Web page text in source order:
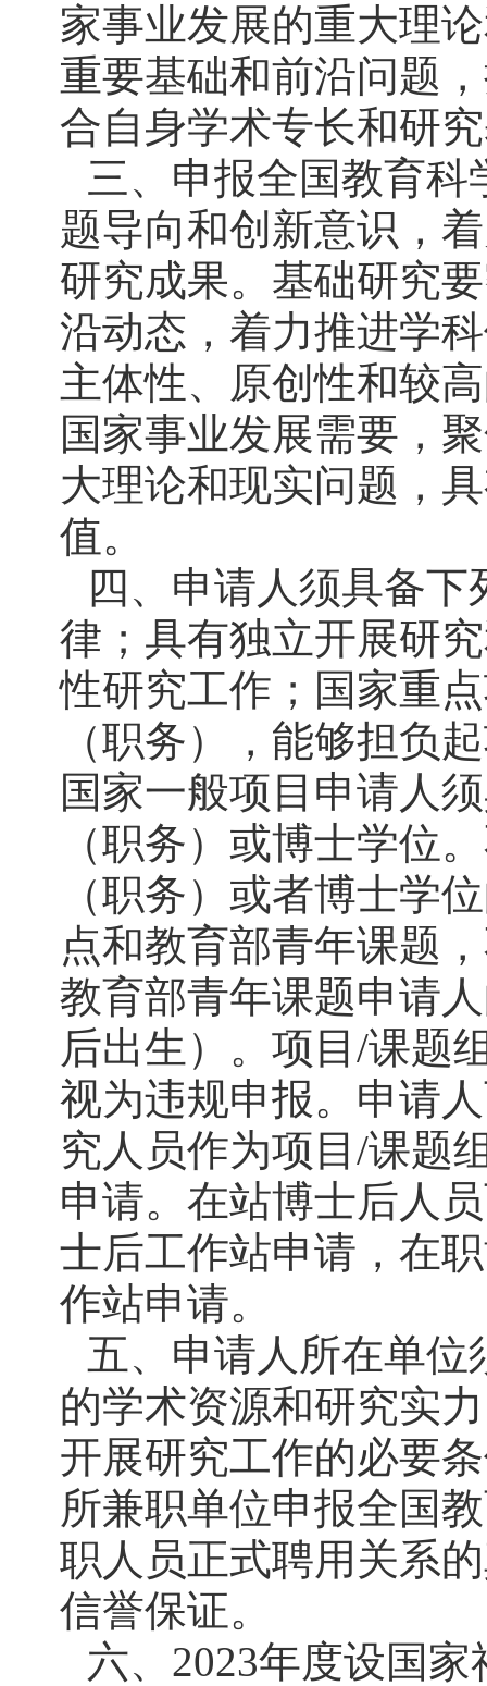
家事业发展的重大理
重要基础和前沿问题
合自身学术专长和研
三、申报全国教育
题导向和创新意识，
研究成果。基础研究
沿动态，着力推进学
主体性、原创性和较
国家事业发展需要，
大理论和现实问题，
值。
四、申请人须具备
律；具有独立开展研
性研究工作；国家重
（职务），能够担负
国家一般项目申请人
（职务）或博士学位
（职务）或者博士学
点和教育部青年课题
教育部青年课题申请
后出生）。项目/课题
视为违规申报。申请
究人员作为项目/课题
申请。在站博士后人
士后工作站申请，在
作站申请。
五、申请人所在单
的学术资源和研究实
开展研究工作的必要
所兼职单位申报全国
职人员正式聘用关系
信誉保证。
六、2023年度设国